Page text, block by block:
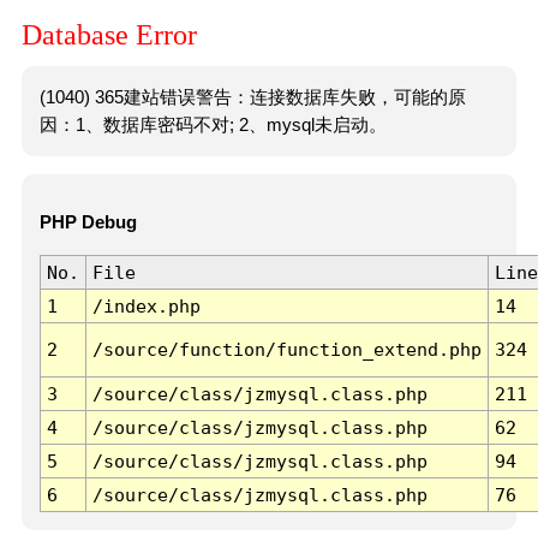
Database Error
(1040) 365建站错误警告：连接数据库失败，可能的原
因：1、数据库密码不对; 2、mysql未启动。
PHP Debug
No. File
Line
1
/index.php 14
2 /source/function/function_extend.php 324
3 /source/class/jzmysql.class.php
211
4
/source/class/jzmysql.class.php
62
5
/source/class/jzmysql.class.php
94
6
/source/class/jzmysql.class.php 76